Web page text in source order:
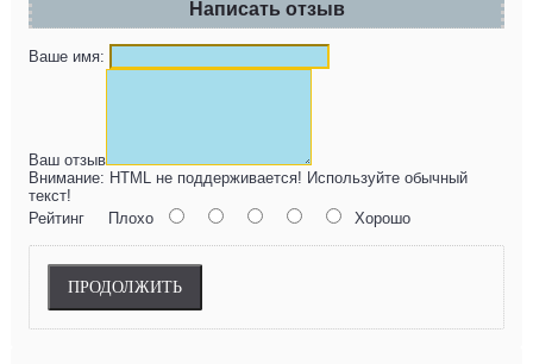
Написать отзыв
Ваше имя:
Ваш отзыв
Внимание: HTML не поддерживается! Используйте обычный
текст!
Рейтинг Плохо Хорошо
ПРОДОЛЖИТЬ